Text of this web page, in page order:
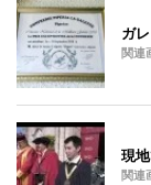
ガ
関連
現
関連